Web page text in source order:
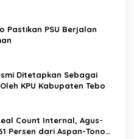
Pastikan PSU Berjalan
Ditetapkan Sebagai
KPU Kabupaten Tebo
Count Internal, Agus-
Persen dari Aspan-Tono